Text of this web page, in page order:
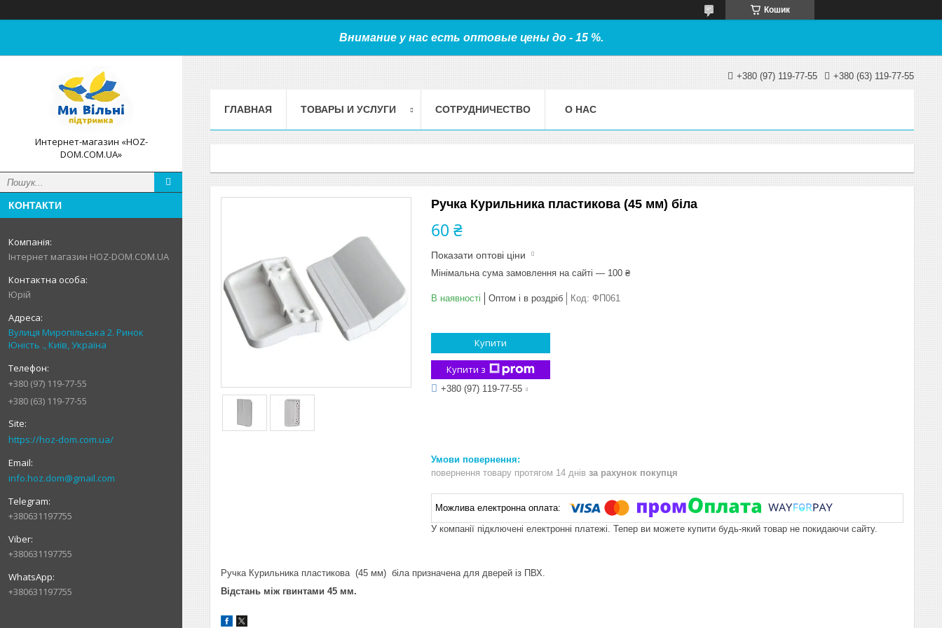
Кошик
Внимание у нас есть оптовые цены до - 15 %.
Интернет-магазин «HOZ-
DOM.COM.UA»
КОНТАКТИ
Інтернет магазин HOZ-DOM.COM.UA
Юрій
Вулиця Миропільська 2. Ринок
Юність ., Київ, Україна
+380 (97) 119-77-55
+380 (63) 119-77-55
https://hoz-dom.com.ua/
info.hoz.dom@gmail.com
+380631197755
+380631197755
+380631197755
+380 (97) 119-77-55 +380 (63) 119-77-55
ГЛАВНАЯ ТОВАРЫ И УСЛУГИ СОТРУДНИЧЕСТВО О НАС
Ручка Курильника пластикова (45 мм) біла
60 ₴
Показати оптові ціни
Мінімальна сума замовлення на сайті — 100 ₴
В наявності Оптом і в роздріб Код: ФП061
Купити
Купити з
+380 (97) 119-77-55
повернення товару протягом 14 днів за рахунок покупця
У компанії підключені електронні платежі. Тепер ви можете купити будь-який товар не покидаючи сайту.
Ручка Курильника пластикова (45 мм) біла призначена для дверей із ПВХ.
Відстань між гвинтами 45 мм.